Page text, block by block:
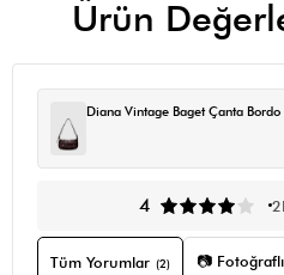
Ürün
Diana Vintage Baget Çanta Bordo
4 2
Tüm Yorumlar (2) 📷